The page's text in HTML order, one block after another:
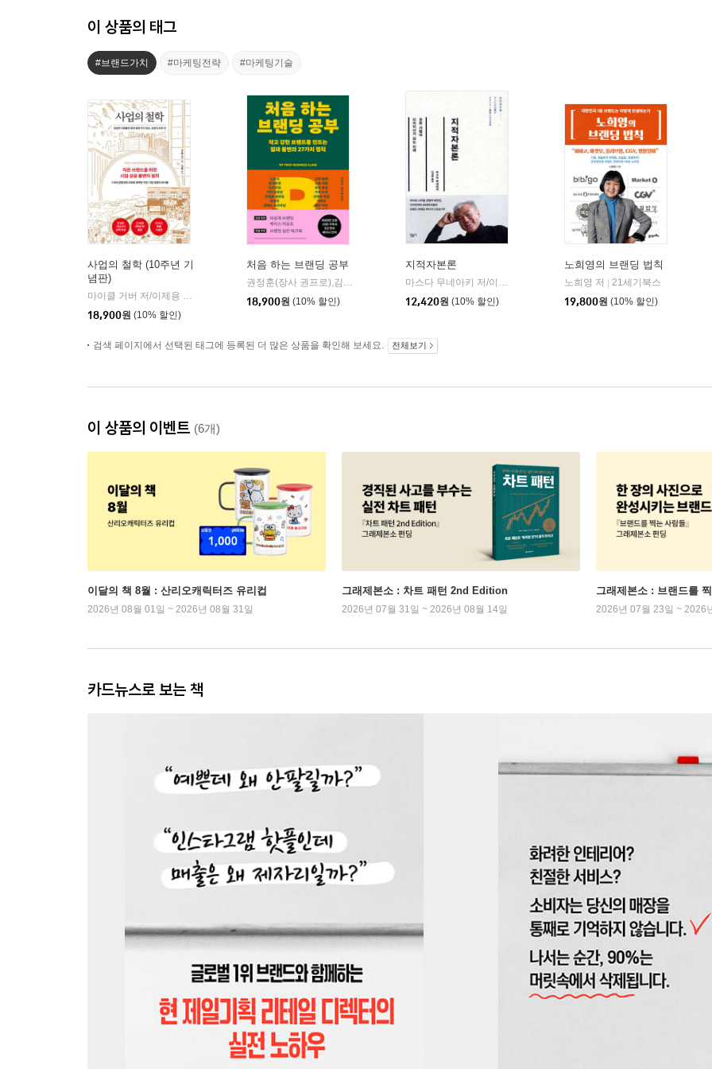
이 상품의 태그
#브랜드가치 #마케팅전략 #마케팅기술
사업의 철학 (10주년 기
념판)
마이클 거버 저/이제용 역
라이팅하우스
18,900원 (10% 할인)
처음 하는 브랜딩 공부
권정훈(장사 권프로),김도현 저
18,900원 (10% 할인)
지적자본론
마스다 무네아키 저/이정환 역
12,420원 (10% 할인)
노희영의 브랜딩 법칙
노희영 저
21세기북스
19,800원 (10% 할인)
검색 페이지에서 선택된 태그에 등록된 더 많은 상품을 확인해 보세요. 전체보기
이 상품의 이벤트 (6개)
이달의 책 8월 : 산리오캐릭터즈 유리컵
2026년 08월 01일 ~ 2026년 08월 31일
그래제본소 : 차트 패턴 2nd Edition
2026년 07월 31일 ~ 2026년 08월 14일
그래제본소 : 브랜드를
2026년 07월 23일 ~ 2026
카드뉴스로 보는 책